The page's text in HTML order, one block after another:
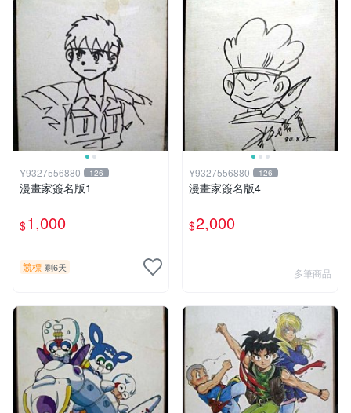
Y9327556880 126
漫畫家簽名版1
$1,000
競標 剩6天
Y9327556880 126
漫畫家簽名版4
$2,000
多筆商品